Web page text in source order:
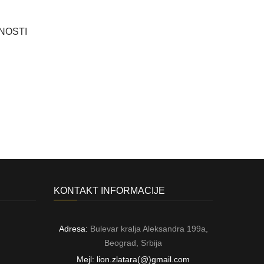
KONTAKT INFORMACIJE
Adresa: Bulevar kralja Aleksandra 199a,
Beograd, Srbija
Mejl: lion.zlatara(@)gmail.com